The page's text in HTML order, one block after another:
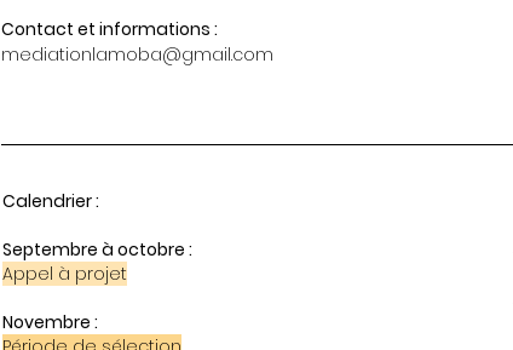
Contact et informations :
mediationlamoba@gmail.com
Calendrier :
Septembre à octobre :
Appel à projet
Novembre :